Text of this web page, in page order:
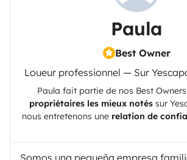
Paula
Best Owner
Loueur professionnel — Sur
Paula fait partie de nos Best
propriétaires les mieux notés sur
nous entretenons une relation de
Somos una pequeña empresa